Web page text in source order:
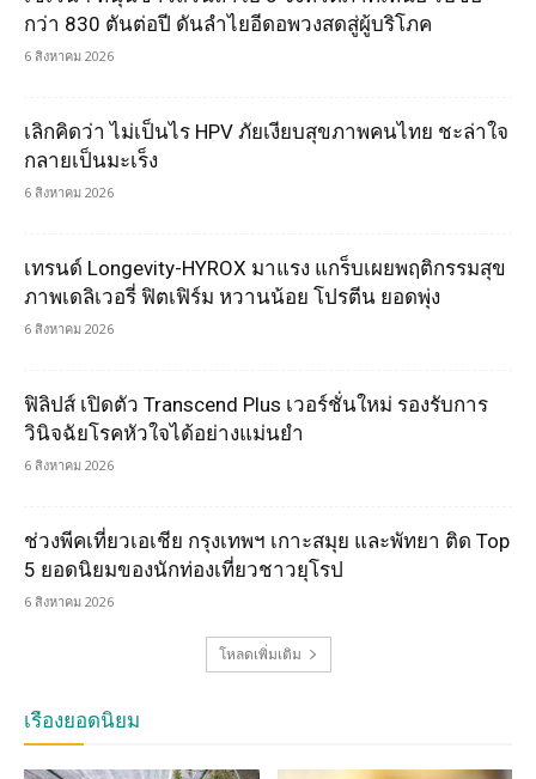
กว่า 830 ตันต่อปี ดันลำไยอีดอพวงสดสู่ผู้บริโภค
6 สิงหาคม 2026
เลิกคิดว่า ไม่เป็นไร HPV ภัยเงียบสุขภาพคนไทย ชะล่าใจ
กลายเป็นมะเร็ง
6 สิงหาคม 2026
เทรนด์ Longevity-HYROX มาแรง แกร็บเผยพฤติกรรมสุข
ภาพเดลิเวอรี่ ฟิตเฟิร์ม หวานน้อย โปรตีน ยอดพุ่ง
6 สิงหาคม 2026
ฟิลิปส์ เปิดตัว Transcend Plus เวอร์ชั่นใหม่ รองรับการ
วินิจฉัยโรคหัวใจได้อย่างแม่นยำ
6 สิงหาคม 2026
ช่วงพีคเที่ยวเอเชีย กรุงเทพฯ เกาะสมุย และพัทยา ติด Top
5 ยอดนิยมของนักท่องเที่ยวชาวยุโรป
6 สิงหาคม 2026
โหลดเพิ่มเติม
เรื่องยอดนิยม